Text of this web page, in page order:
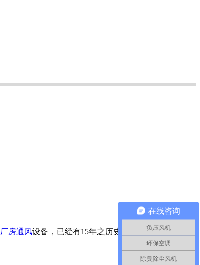
厂房通风设备，已经有15年之历史，公司坚持“质量第
在线咨询
负压风机
环保空调
除臭除尘风机